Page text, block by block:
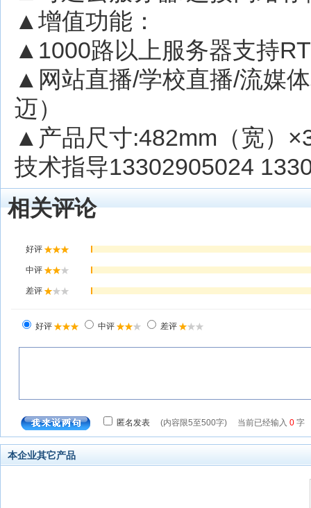
▲增值功能：
▲1000路以上服务器支持
▲网站直播/学校直播/流媒
迈）
▲产品尺寸:482mm（宽）
技术指导13302905024
相关评论
本企业其它产品